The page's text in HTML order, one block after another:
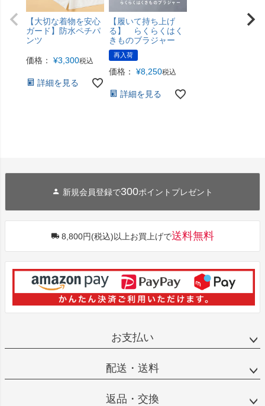
【大切な着物を安心
ガード】防水ペチパ
ンツ
価格： ¥3,300税込
詳細を見る
【履いて持ち上げ
る】 らくらくはく
きものブラジャー
再入荷
価格： ¥8,250税込
詳細を見る
新規会員登録で300ポイントプレゼント
8,800円(税込)以上お買上げで送料無料
お支払い
配送・送料
返品・交換